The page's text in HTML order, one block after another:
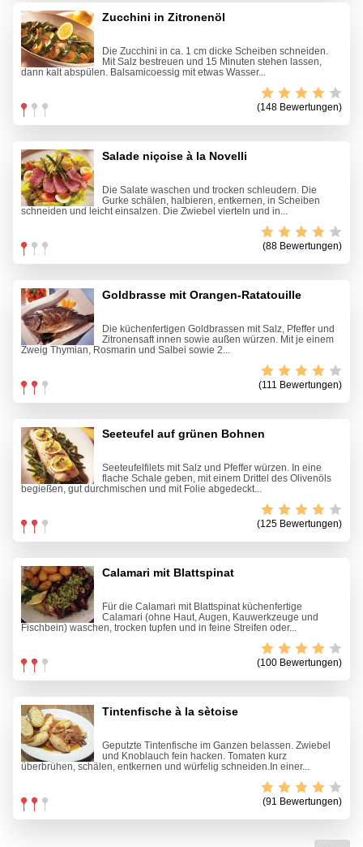
Zucchini in Zitronenöl
Die Zucchini in ca. 1 cm dicke Scheiben schneiden.
Mit Salz bestreuen und 15 Minuten stehen lassen,
dann kalt abspülen. Balsamicoessig mit etwas Wasser...
(148 Bewertungen)
Salade niçoise à la Novelli
Die Salate waschen und trocken schleudern. Die
Gurke schälen, halbieren, entkernen, in Scheiben
schneiden und leicht einsalzen. Die Zwiebel vierteln und in...
(88 Bewertungen)
Goldbrasse mit Orangen-Ratatouille
Die küchenfertigen Goldbrassen mit Salz, Pfeffer und
Zitronensaft innen sowie außen würzen. Mit je einem
Zweig Thymian, Rosmarin und Salbei sowie 2...
(111 Bewertungen)
Seeteufel auf grünen Bohnen
Seeteufelfilets mit Salz und Pfeffer würzen. In eine
flache Schale geben, mit einem Drittel des Olivenöls
begießen, gut durchmischen und mit Folie abgedeckt...
(125 Bewertungen)
Calamari mit Blattspinat
Für die Calamari mit Blattspinat küchenfertige
Calamari (ohne Haut, Augen, Kauwerkzeuge und
Fischbein) waschen, trocken tupfen und in feine Streifen oder...
(100 Bewertungen)
Tintenfische à la sètoise
Geputzte Tintenfische im Ganzen belassen. Zwiebel
und Knoblauch fein hacken. Tomaten kurz
überbrühen, schälen, entkernen und würfelig schneiden.In einer...
(91 Bewertungen)